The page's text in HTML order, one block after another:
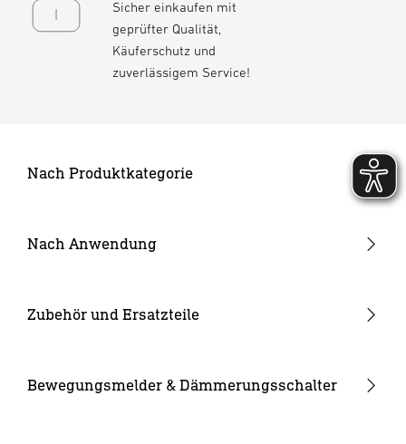
Sicher einkaufen mit
geprüfter Qualität,
Käuferschutz und
zuverlässigem Service!
Nach Produktkategorie
24V Garten-Lichtsystem
Strahler und Spots
Kameraleuchten
Nach Anwendung
Hauseingang
Zubehör und Ersatzteile
Ersatzgläser
Bewegungsmelder & Dämmerungsschalter